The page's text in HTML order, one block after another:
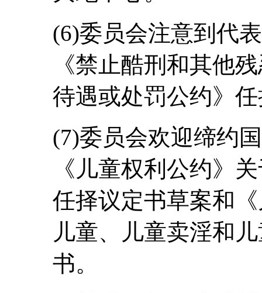
(6)委员会注意到代
《禁止酷刑和其他
待遇或处罚公约》
(7)委员会欢迎缔约
《儿童权利公约》
任择议定书草案和
儿童、儿童卖淫和
书。